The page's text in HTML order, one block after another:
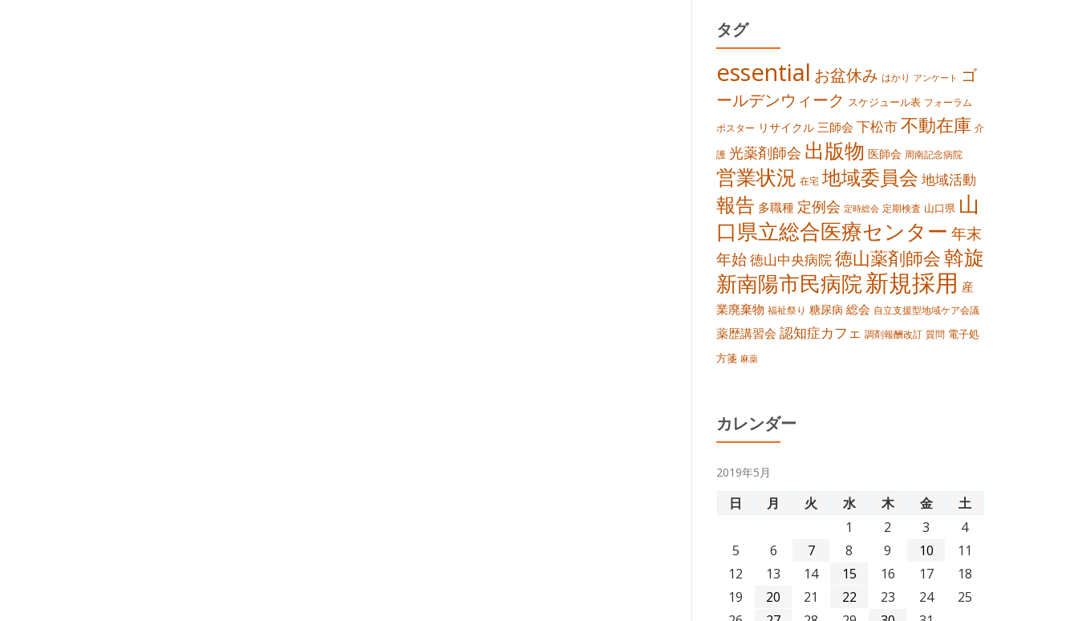
タグ
essential お盆休み はかり アンケート ゴ
ールデンウィーク スケジュール表 フォーラム
ポスター リサイクル 三師会 下松市不動在庫 介
護 光薬剤師会 出版物 医師会 周南記念病院
営業状況 在宅 地域委員会 地域活動
報告 多職種 定例会 定時総会 定期検査 山口県 山
口県立総合医療センター 年末
年始徳山中央病院徳山薬剤師会斡旋
新南陽市民病院新規採用 産
業廃棄物 福祉祭り 糖尿病 総会 自立支援型地域ケア会議
薬歴講習会 認知症カフェ 調剤報酬改訂 質問 電子処
方箋 麻薬
カレンダー
2019年5月
日 月 火 水 木 金
土
1
2 3
4
5
6 7 8 9 10
11
12
13 14 15 16 17
18
19
20 21 22 23 24
25